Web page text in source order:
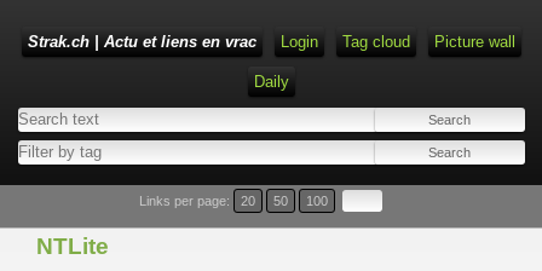
Strak.ch | Actu et liens en vrac Login Tag cloud Picture wall
Daily
Links per page: 20 50 100
NTLite